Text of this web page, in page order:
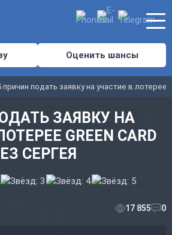
Оценить шансы
причин подать заявку на участие в лотерее
ЗАЯВКУ НА
GREEN CARD
СЕРГЕЯ
17 855 0